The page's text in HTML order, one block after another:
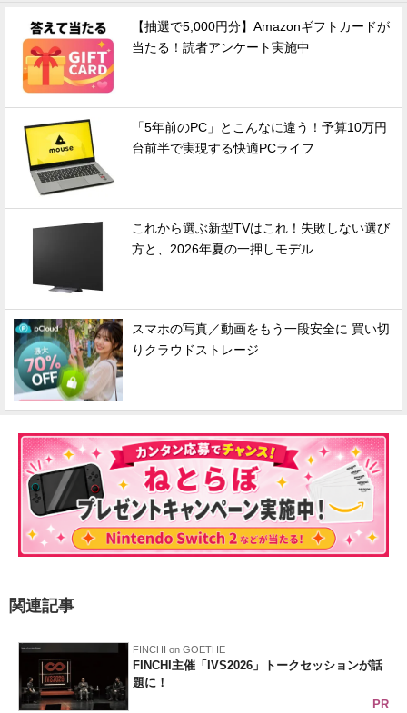
【抽選で5,000円分】Amazonギフトカードが
当たる！読者アンケート実施中
「5年前のPC」とこんなに違う！予算10万円
台前半で実現する快適PCライフ
これから選ぶ新型TVはこれ！失敗しない選び
方と、2026年夏の一押しモデル
スマホの写真／動画をもう一段安全に 買い切
りクラウドストレージ
関連記事
FINCHI on GOETHE
FINCHI主催「IVS2026」トークセッションが話
題に！
PR